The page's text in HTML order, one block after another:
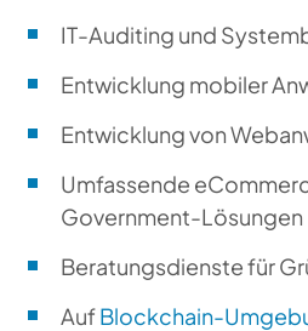
IT-Auditing und
Entwicklung mobiler
Entwicklung von
Umfassende
Government-Lösungen
Beratungsdienste für
AufBlockchain-